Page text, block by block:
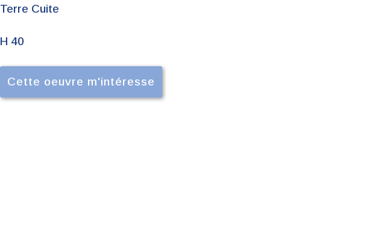
Terre Cuite
H 40
Cette oeuvre m'intéresse